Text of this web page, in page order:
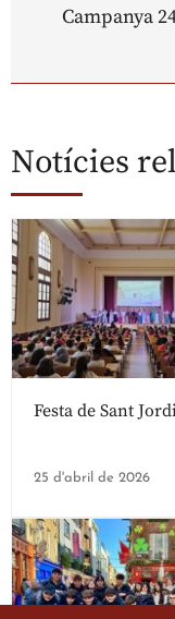
Campanya
Notícies
Festa de Sant
25 d'abril de 2026